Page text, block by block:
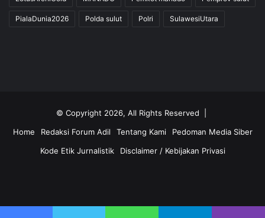
PialaDunia2026 Polda sulut Polri SulawesiUtara
© Copyright 2026, All Rights Reserved |
Home
Redaksi Forum Adil Tentang Kami
Pedoman Media Siber
Kode Etik Jurnalistik
Disclaimer / Kebijakan Privasi